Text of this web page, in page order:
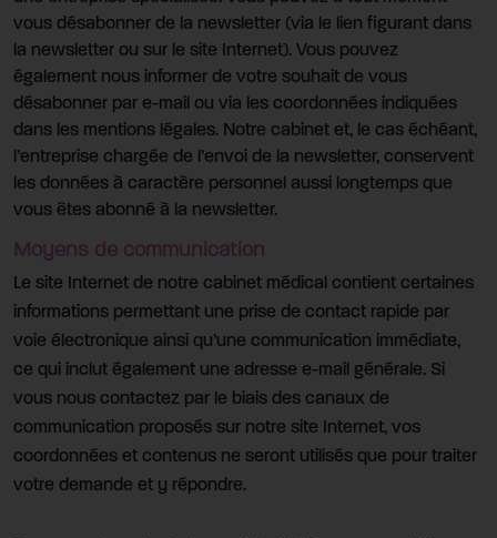
vous désabonner de la newsletter (via le lien figurant dans
la newsletter ou sur le site Internet). Vous pouvez
également nous informer de votre souhait de vous
désabonner par e-mail ou via les coordonnées indiquées
dans les mentions légales. Notre cabinet et, le cas échéant,
l’entreprise chargée de l’envoi de la newsletter, conservent
les données à caractère personnel aussi longtemps que
vous êtes abonné à la newsletter.
Moyens de communication
Le site Internet de notre cabinet médical contient certaines
informations permettant une prise de contact rapide par
voie électronique ainsi qu’une communication immédiate,
ce qui inclut également une adresse e-mail générale. Si
vous nous contactez par le biais des canaux de
communication proposés sur notre site Internet, vos
coordonnées et contenus ne seront utilisés que pour traiter
votre demande et y répondre.